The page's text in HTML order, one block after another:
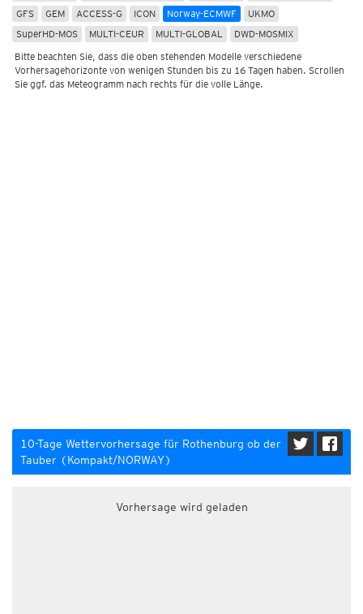
GFS
GEM ACCESS-G ICON Norway-ECMWF
UKMO
SuperHD-MOS
MULTI-CEUR MULTI-GLOBAL DWD-MOSMIX
Bitte beachten Sie, dass die oben stehenden Modelle verschiedene
Vorhersagehorizonte von wenigen Stunden bis zu 16 Tagen haben. Scrollen
Sie ggf. das Meteogramm nach rechts für die volle Länge.
10-Tage Wettervorhersage für Rothenburg ob der
Tauber (Kompakt/NORWAY)
Vorhersage wird geladen